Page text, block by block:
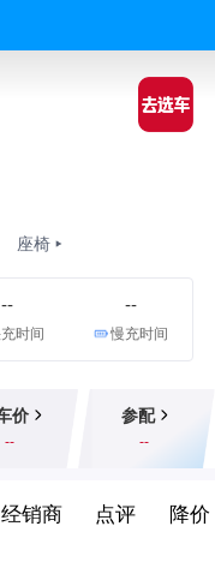
座椅
--
时间
--
慢充时间
价
--
参配
--
经销商 点评 降价